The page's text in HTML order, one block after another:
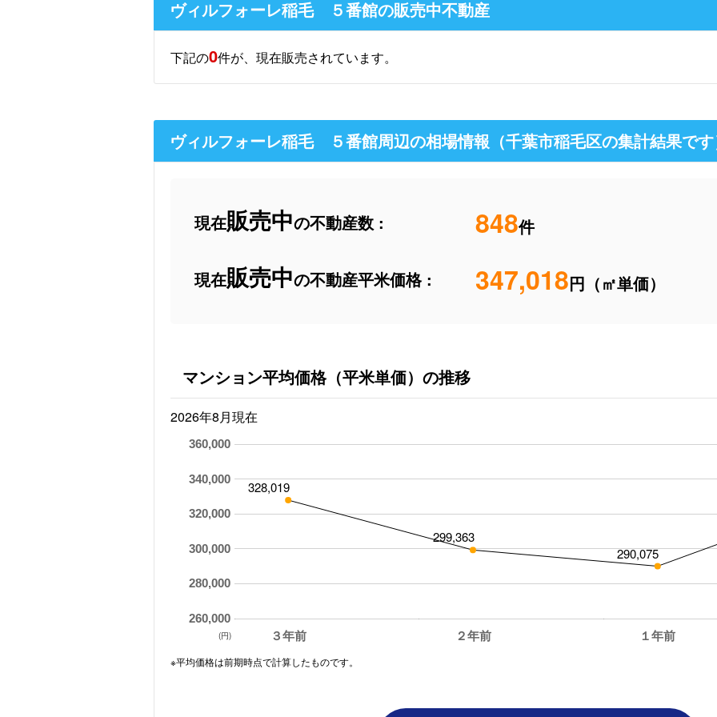
ヴィルフォーレ稲毛 ５番館の販売中不動産
下記の0件が、現在販売されています。
ヴィルフォーレ稲毛 ５番館周辺の相場情報（千葉市稲毛区の集計結果で
現在販売中の不動産数 : 848件
現在販売中の不動産平米価格 : 347,018円（㎡単価）
マンション平均価格（平米単価）の推移
2026年8月現在
３年前 ２年前 １年前
260,000
280,000
300,000
320,000
340,000
360,000
328,019
299,363
290,075
(円)
※平均価格は前期時点で計算したものです。